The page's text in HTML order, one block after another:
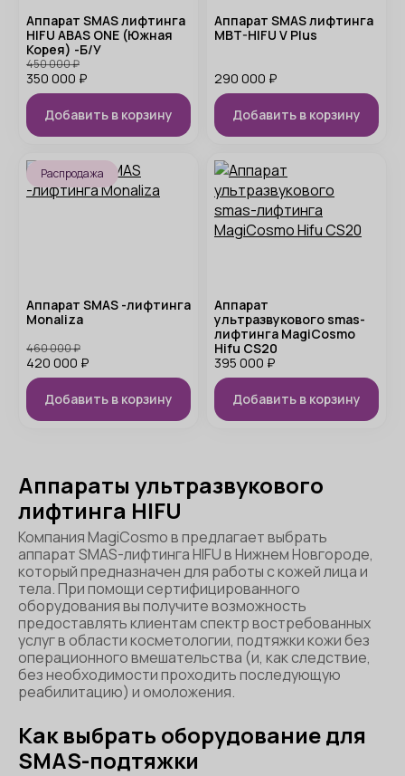
Аппарат SMAS лифтинга
HIFU ABAS ONE (Южная
Корея) -Б/У
350 000 ₽
450 000₽
Добавить в корзину
Аппарат SMAS лифтинга
MBT-HIFU V Plus
290 000 ₽
Добавить в корзину
Распродажа
Аппарат SMAS -лифтинга
Monaliza
420 000 ₽
460 000₽
Добавить в корзину
Аппарат
ультразвукового smas-
лифтинга MagiCosmo
Hifu CS20
395 000 ₽
Добавить в корзину
Аппараты ультразвукового
лифтинга HIFU
Компания MagiCosmo в предлагает выбрать
аппарат SMAS-лифтинга HIFU в Нижнем Новгороде,
который предназначен для работы с кожей лица и
тела. При помощи сертифицированного
оборудования вы получите возможность
предоставлять клиентам спектр востребованных
услуг в области косметологии, подтяжки кожи без
операционного вмешательства (и, как следствие,
без необходимости проходить последующую
реабилитацию) и омоложения.
Как выбрать оборудование для
SMAS-подтяжки